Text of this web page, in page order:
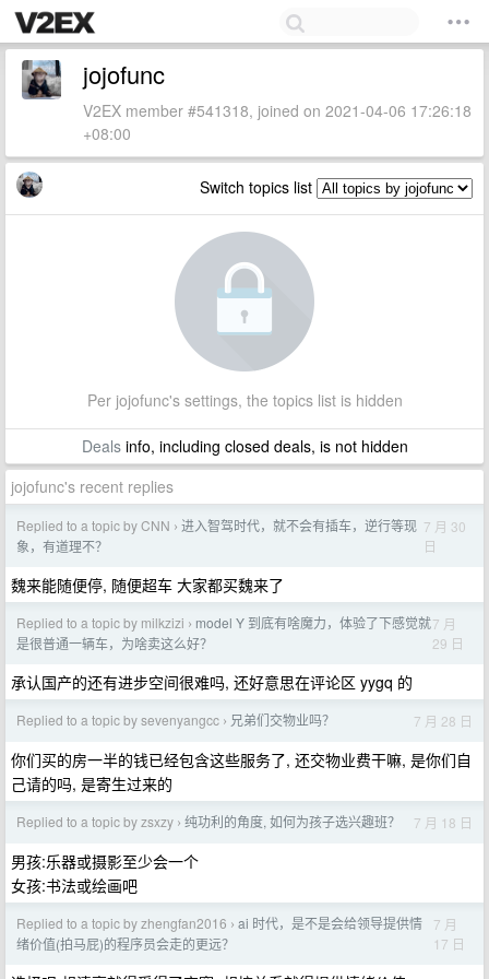
jojofunc
V2EX member #541318, joined on 2021-04-06 17:26:18
+08:00
Switch topics list
Per jojofunc's settings, the topics list is hidden
Dealsinfo, including closed deals, is not hidden
jojofunc's recent replies
Replied to a topic by CNN › 进入智驾时代，就不会有插车，逆行等现
象，有道理不？
7 月 30
日
魏来能随便停, 随便超车 大家都买魏来了
Replied to a topic by milkzizi › model Y 到底有啥魔力，体验了下感觉就
是很普通一辆车，为啥卖这么好？
7 月
29 日
承认国产的还有进步空间很难吗, 还好意思在评论区 yygq 的
Replied to a topic by sevenyangcc › 兄弟们交物业吗？ 7 月 28 日
你们买的房一半的钱已经包含这些服务了, 还交物业费干嘛, 是你们自
己请的吗, 是寄生过来的
Replied to a topic by zsxzy › 纯功利的角度, 如何为孩子选兴趣班？ 7 月 18 日
男孩:乐器或摄影至少会一个
女孩:书法或绘画吧
Replied to a topic by zhengfan2016 › ai 时代，是不是会给领导提供情
绪价值(拍马屁)的程序员会走的更远？
7 月
17 日